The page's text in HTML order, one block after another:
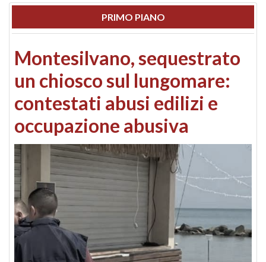
PRIMO PIANO
Montesilvano, sequestrato
un chiosco sul lungomare:
contestati abusi edilizi e
occupazione abusiva